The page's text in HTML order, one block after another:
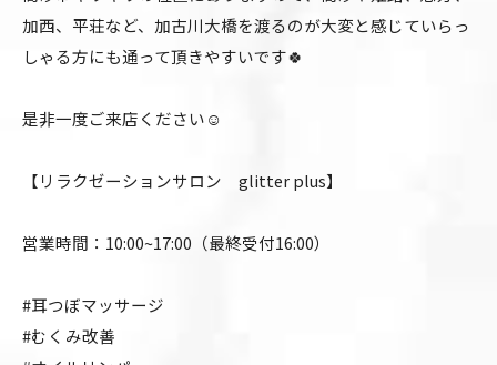
加西、平荘など、加古川大橋を渡るのが大変と感じていらっ
しゃる方にも通って頂きやすいです🍀
是非一度ご来店ください☺️
【リラクゼーションサロン glitter plus】
営業時間：10:00~17:00（最終受付16:00）
#耳つぼマッサージ
#むくみ改善